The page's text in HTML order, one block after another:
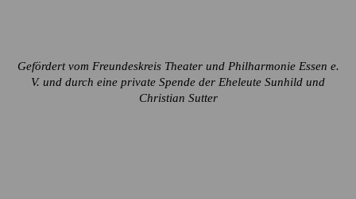
Gefördert vom Freundeskreis Theater und Philharmonie Essen e.
V. und durch eine private Spende der Eheleute Sunhild und
Christian Sutter